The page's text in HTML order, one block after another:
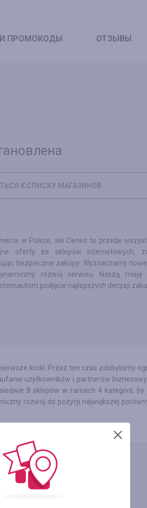
И ПРОМОКОДЫ ОТЗЫВЫ
К СПИСКУ МАГАЗИНОВ
w Polsce, ale Ceneo to przede
oferty ze sklepów internetowych,
bezpieczne zakupy. Wyznaczamy
rozwój serwisu. Naszą misję
podjęcie najlepszych decyzji
kroki. Przez ten czas zdobyliśmy
użytkowników i partnerów
8 sklepów w ramach 4 kategorii, by
rozwój do pozycji największej
ОТЗЫВ